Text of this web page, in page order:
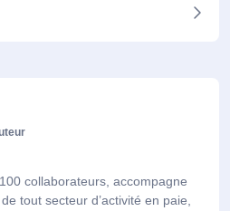
collaborateurs, accompagne
tout secteur d’activité en paie,